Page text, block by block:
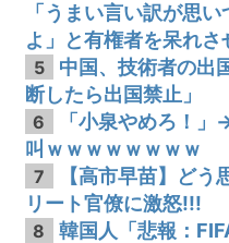
「うまい言い訳が思
よ」と有権者を呆れ
5
中国、技術者の出
断したら出国禁止」
6
「小泉やめろ！
叫ｗｗｗｗｗｗｗｗ
7
【高市早苗】ど
リート官僚に激怒!!!
8
韓国人「悲報：